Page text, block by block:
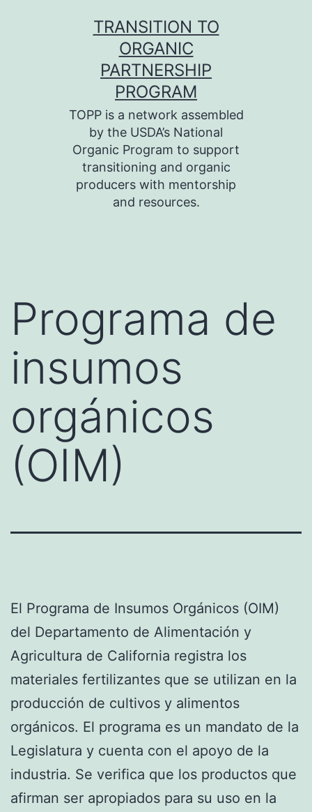
TRANSITION TO
ORGANIC
PARTNERSHIP
PROGRAM
TOPP is a network assembled
by the USDA’s National
Organic Program to support
transitioning and organic
producers with mentorship
and resources.
Programa de
insumos
orgánicos
(OIM)
El Programa de Insumos Orgánicos (OIM)
del Departamento de Alimentación y
Agricultura de California registra los
materiales fertilizantes que se utilizan en la
producción de cultivos y alimentos
orgánicos. El programa es un mandato de la
Legislatura y cuenta con el apoyo de la
industria. Se verifica que los productos que
afirman ser apropiados para su uso en la